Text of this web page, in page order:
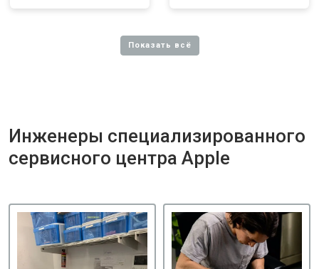
Инженеры специализированного
сервисного центра Apple